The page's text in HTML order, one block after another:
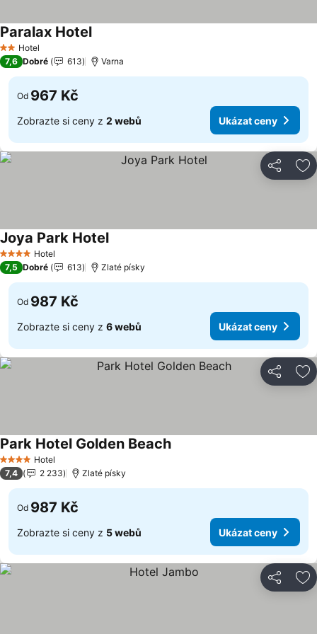
2 Počet hvězdiček
Hotel
Paralax Hotel
7,6 Dobré 613 Varna
Od 967 Kč
Zobrazte si ceny z 2 webů Ukázat ceny
Sdílet
4 Počet hvězdiček
Hotel
Joya Park Hotel
7,5 Dobré 613 Zlaté písky
Od 987 Kč
Zobrazte si ceny z 6 webů Ukázat ceny
Sdílet
4 Počet hvězdiček
Hotel
Park Hotel Golden Beach
7,4 2 233 Zlaté písky
Od 987 Kč
Zobrazte si ceny z 5 webů Ukázat ceny
Sdílet